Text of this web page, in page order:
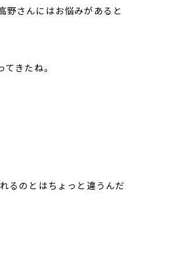
野さんにはお悩みがあると
きたね。
るのとはちょっと違うんだ